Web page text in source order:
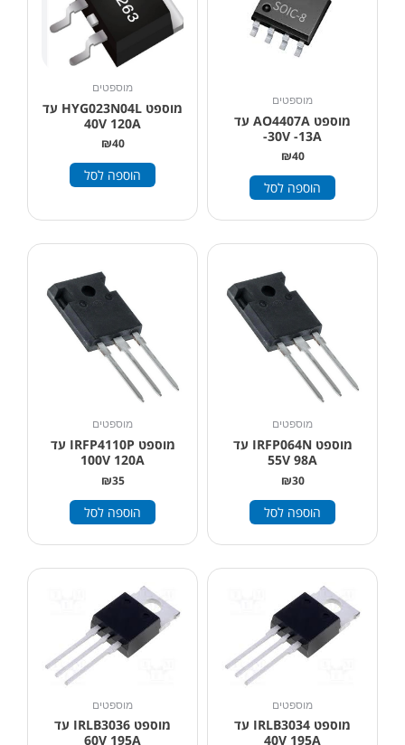
מוספטים
מוספט AO4407A עד
30V -13A-
₪40
הוספה לסל
מוספטים
מוספט HYG023N04L עד
40V 120A
₪40
הוספה לסל
מוספטים
מוספט IRFP064N עד
55V 98A
₪30
הוספה לסל
מוספטים
מוספט IRFP4110P עד
100V 120A
₪35
הוספה לסל
מוספטים
מוספט IRLB3034 עד
40V 195A
מוספטים
מוספט IRLB3036 עד
60V 195A